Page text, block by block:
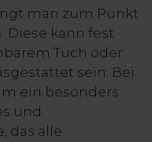
man zum Punkt
. Diese kann fest
Tuch oder
sein. Bei
ein besonders
und
das alle